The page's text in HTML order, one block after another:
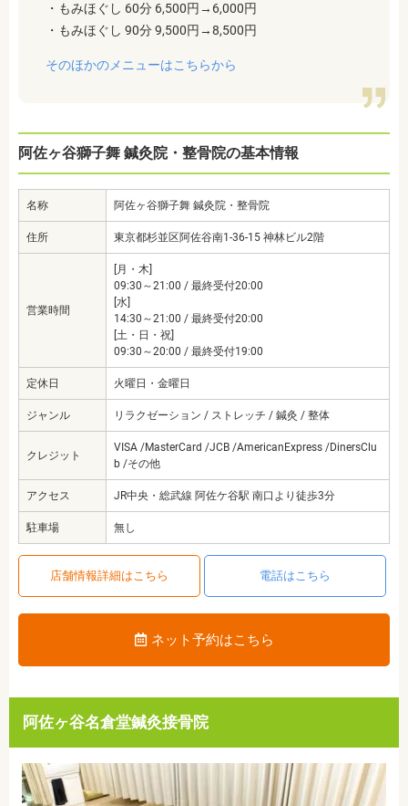
・もみほぐし 60分 6,500円→6,000円
・もみほぐし 90分 9,500円→8,500円
そのほかのメニューはこちらから
阿佐ヶ谷獅子舞 鍼灸院・整骨院の基本情報
名称 阿佐ヶ谷獅子舞 鍼灸院・整骨院
住所 東京都杉並区阿佐谷南1-36-15 神林ビル2階
営業時間
[月・木]
09:30～21:00 / 最終受付20:00
[水]
14:30～21:00 / 最終受付20:00
[土・日・祝]
09:30～20:00 / 最終受付19:00
定休日 火曜日・金曜日
ジャンル リラクゼーション / ストレッチ / 鍼灸 / 整体
クレジット
VISA /MasterCard /JCB /AmericanExpress /DinersClu
b /その他
アクセス JR中央・総武線 阿佐ケ谷駅 南口より徒歩3分
駐車場 無し
店舗情報詳細はこちら 電話はこちら
ネット予約はこちら
阿佐ヶ谷名倉堂鍼灸接骨院